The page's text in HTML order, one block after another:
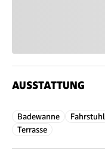
AUSSTATTUNG
Badewanne Fahrstuhl
Terrasse